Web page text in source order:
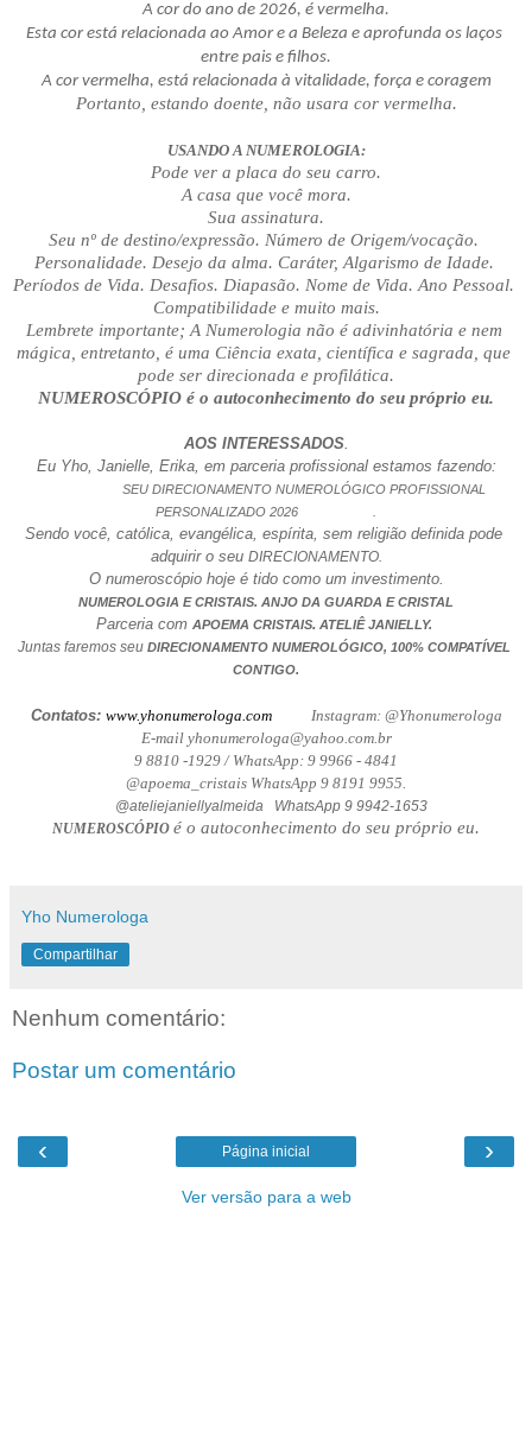
A cor do ano de 2026, é vermelha.
Esta cor está relacionada ao Amor e a Beleza e aprofunda os laços
entre pais e filhos.
A cor vermelha, está relacionada à vitalidade, força e coragem
Portanto, estando doente, não usara cor vermelha.
USANDO A NUMEROLOGIA:
Pode ver a placa do seu carro.
A casa que você mora.
Sua assinatura.
Seu nº de destino/expressão. Número de Origem/vocação.
Personalidade. Desejo da alma. Caráter, Algarismo de Idade.
Períodos de Vida. Desafios. Diapasão. Nome de Vida. Ano Pessoal.
Compatibilidade e muito mais.
Lembrete importante; A Numerologia não é adivinhatória e nem
mágica, entretanto, é uma Ciência exata, científica e sagrada, que
pode ser direcionada e profilática.
NUMEROSCÓPIO é o autoconhecimento do seu próprio eu.
AOS INTERESSADOS.
Eu Yho, Janielle, Erika, em parceria profissional estamos fazendo:
SEU DIRECIONAMENTO NUMEROLÓGICO PROFISSIONAL
PERSONALIZADO 2026                     .
Sendo você, católica, evangélica, espírita, sem religião definida pode
adquirir o seu DIRECIONAMENTO.
O numeroscópio hoje é tido como um investimento.
NUMEROLOGIA E CRISTAIS. ANJO DA GUARDA E CRISTAL
Parceria com APOEMA CRISTAIS. ATELIÊ JANIELLY.
Juntas faremos seu DIRECIONAMENTO NUMEROLÓGICO, 100% COMPATÍVEL
CONTIGO.
Contatos: www.yhonumerologa.com Instagram: @Yhonumerologa
E-mail yhonumerologa@yahoo.com.br
9 8810 -1929 / WhatsApp: 9 9966 - 4841
@apoema_cristais WhatsApp 9 8191 9955.
@ateliejaniellyalmeida   WhatsApp 9 9942-1653
NUMEROSCÓPIO é o autoconhecimento do seu próprio eu.
Yho Numerologa
Compartilhar
Nenhum comentário:
Postar um comentário
‹ ›
Página inicial
Ver versão para a web